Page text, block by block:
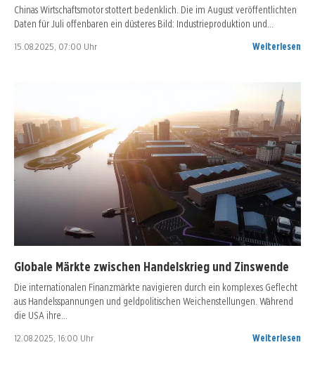
Chinas Wirtschaftsmotor stottert bedenklich. Die im August veröffentlichten
Daten für Juli offenbaren ein düsteres Bild: Industrieproduktion und…
15.08.2025, 07:00 Uhr Weiterlesen
Globale Märkte zwischen Handelskrieg und Zinswende
Die internationalen Finanzmärkte navigieren durch ein komplexes Geflecht
aus Handelsspannungen und geldpolitischen Weichenstellungen. Während
die USA ihre…
12.08.2025, 16:00 Uhr Weiterlesen